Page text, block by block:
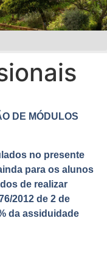
DE MÓDULOS
no presente
para os alunos
de realizar
2012 de 2 de
da assiduidade